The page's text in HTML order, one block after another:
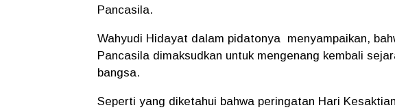
Pancasila.
Wahyudi Hidayat dalam pidatonya menyampaikan,
Pancasila dimaksudkan untuk mengenang kembali
bangsa.
Seperti yang diketahui bahwa peringatan Hari